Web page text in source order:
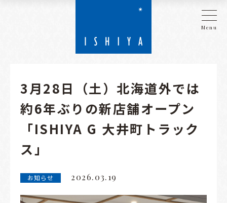
Menu
3月28日（土）北海道外では
約6年ぶりの新店舗オープン
「ISHIYA G 大井町トラック
ス」
お知らせ 2026.03.19